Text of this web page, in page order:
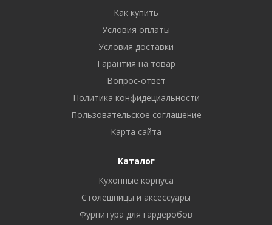
Как купить
Условия оплаты
Условия доставки
Гарантия на товар
Вопрос-ответ
Политика конфидециальности
Пользовательское соглашение
Карта сайта
Каталог
Кухонные корпуса
Столешницы и аксессуары
Фурнитура для гардеробов